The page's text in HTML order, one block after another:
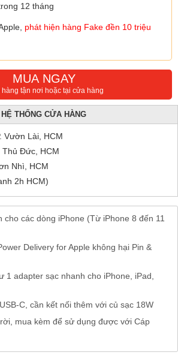
12 tháng
phát hiện hàng Fake đền 10 triệu
MUA NGAY
hàng tận nơi hoặc tại cửa hàng
HỆ THỐNG CỬA HÀNG
Vườn Lài, HCM
Thủ Đức, HCM
Nhì, HCM
2h HCM)
cho các dòng iPhone (Từ iPhone 8 đến 11
Delivery for Apple không hại Pin &
1 adapter sạc nhanh cho iPhone, iPad,
C, cần kết nối thêm với củ sạc 18W
mua kèm để sử dụng được với Cáp